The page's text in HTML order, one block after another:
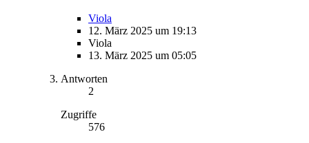
Viola
12. März 2025 um 19:13
Viola
13. März 2025 um 05:05
Antworten
2
Zugriffe
576